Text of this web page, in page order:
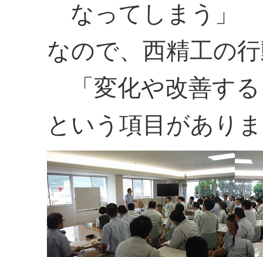
なってしまう」
なので、西精工の
「変化や改善す
という項目があり